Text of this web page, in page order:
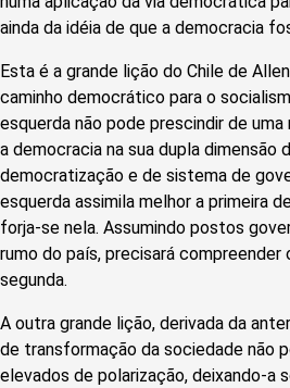
ainda da idéia de que a democracia
Esta é a grande lição do Chile de
caminho democrático para o
esquerda não pode prescindir de
a democracia na sua dupla dimensão
democratização e de sistema de
esquerda assimila melhor a primeira
forja-se nela. Assumindo postos
rumo do país, precisará
segunda.
A outra grande lição, derivada da
de transformação da sociedade não
elevados de polarização, deixando-a